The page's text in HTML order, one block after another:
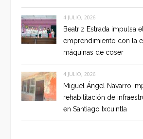
4 JULIO, 2026
Beatriz Estrada impulsa el
emprendimiento con la
máquinas de coser
4 JULIO, 2026
Miguel Ángel Navarro
rehabilitación de
en Santiago Ixcuintla